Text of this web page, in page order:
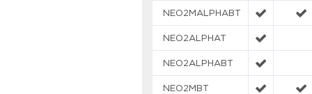
NEO2MALPHABT
NEO2ALPHAT
NEO2ALPHABT
NEO2MBT